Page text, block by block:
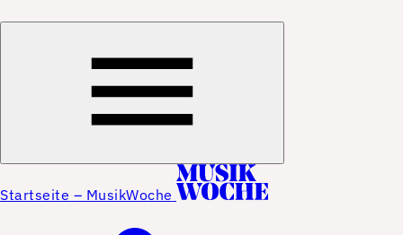
Startseite – MusikWoche